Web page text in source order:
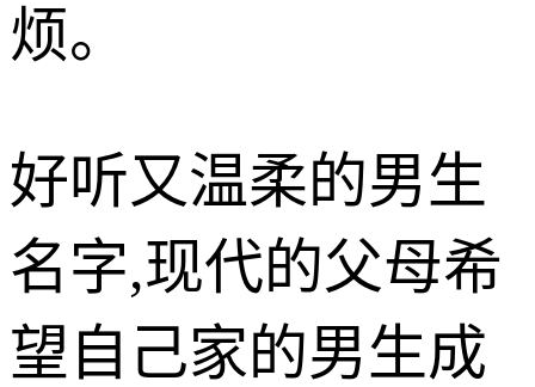
烦。
好听又温柔的男生
名字,现代的父母希
望自己家的男生成